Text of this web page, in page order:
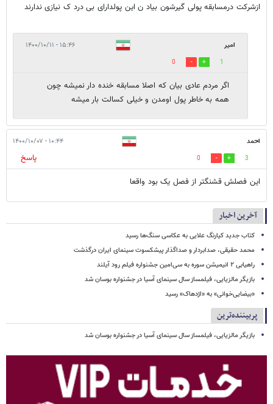
ازشرکت درمسابقه پولی گیرشون بیاد ن این پولدارای بی درد ک نیازی ندارند
امیر ۱۵:۴۶ - ۱۴۰۰/۱۰/۱۱
1
0
اگر مردم عادی بیان که اصلا مسابقه خنده دار نمیشه چون
همه به خاطر پول اومدن و خیلی کسالت بار میشه
احمد ۱۰:۴۴ - ۱۴۰۰/۱۰/۰۷
3
0
پاسخ
این فصلش قشنگتر از فصل یک بود واقعا
آخرین اخبار
کتاب جدید کیارنگ علایی به عکاسی سنگ‌ها رسید
محمد حقیقی، صدابردار و صداگذار پیشکسوت سینمای ایران درگذشت
راهیابی ۲ انیمیشن سوره به سی‌امین جشنواره فیلم رود آیلند
بازیگر مالزیایی، فیلمساز سال سینمای آسیا در جشنواره بوسان شد
«بیضایی‌خوانی» به «اژدهاک» رسید
پربیننده‌ترین
بازیگر مالزیایی، فیلمساز سال سینمای آسیا در جشنواره بوسان شد